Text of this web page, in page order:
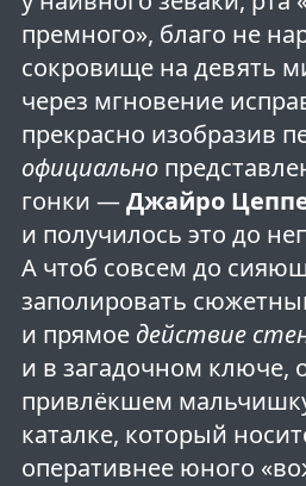
премного», благо не
сокровище на девять
через мгновение
прекрасно изобразив
официально
гонки —Джайро
и получилось это до
А чтоб совсем до
заполировать
и прямое действие
и в загадочном ключе,
привлёкшем
каталке, который
оперативнее юного